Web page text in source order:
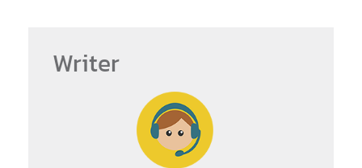
Writer